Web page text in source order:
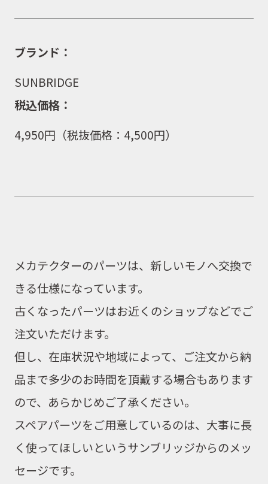
ブランド：
SUNBRIDGE
税込価格：
4,950円（税抜価格：4,500円）
メカテクターのパーツは、 新しいモノへ交換で
きる仕様になっています。
古くなったパーツはお近くのショップなどでご
注文いただけます。
但し、在庫状況や地域によって、ご注文から納
品まで多少のお時間を頂戴する場合もあります
ので、あらかじめご了承ください。
スペアパーツをご用意しているのは、大事に長
く使ってほしいというサンブリッジからのメッ
セージです。